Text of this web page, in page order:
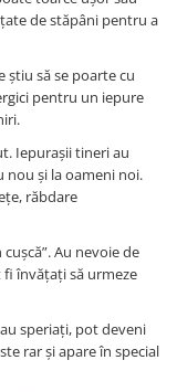
de stăpâni pentru a
știu să se poarte cu
pentru un iepure
Iepurașii tineri au
nou și la oameni noi.
răbdare
Au nevoie de
învățați să urmeze
speriați, pot deveni
rar și apare în special